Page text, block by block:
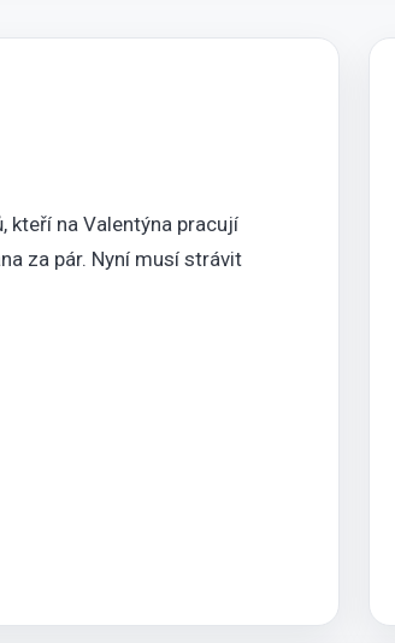
kteří na Valentýna pracují
za pár. Nyní musí strávit